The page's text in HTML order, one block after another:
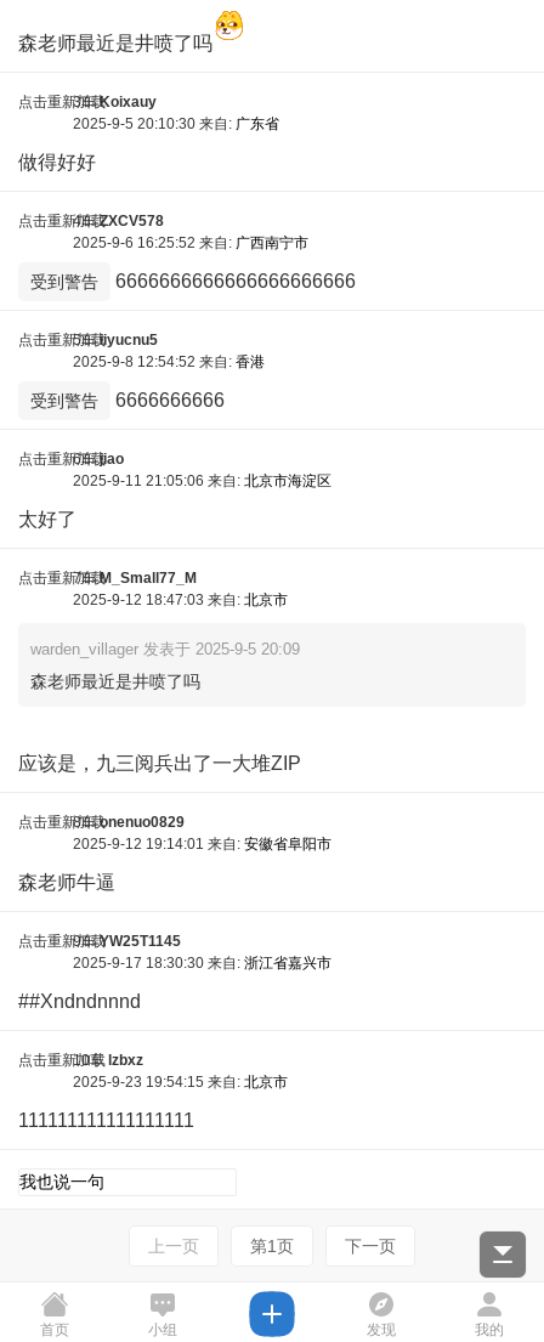
森老师最近是井喷了吗
点击重新加载
3车 Koixauy
2025-9-5 20:10:30 来自: 广东省
做得好好
点击重新加载
4车 ZXCV578
2025-9-6 16:25:52 来自: 广西南宁市
受到警告 6666666666666666666666
点击重新加载
5车 iiyucnu5
2025-9-8 12:54:52 来自: 香港
受到警告 6666666666
点击重新加载
6车 jiao
2025-9-11 21:05:06 来自: 北京市海淀区
太好了
点击重新加载
7车 M_Small77_M
2025-9-12 18:47:03 来自: 北京市
warden_villager 发表于 2025-9-5 20:09
森老师最近是井喷了吗
应该是，九三阅兵出了一大堆ZIP
点击重新加载
8车 onenuo0829
2025-9-12 19:14:01 来自: 安徽省阜阳市
森老师牛逼
点击重新加载
9车 YW25T1145
2025-9-17 18:30:30 来自: 浙江省嘉兴市
##Xndndnnnd
点击重新加载
10车 lzbxz
2025-9-23 19:54:15 来自: 北京市
111111111111111111
点击重新加载
上一页 第1页 下一页
首页 小组 发现 我的